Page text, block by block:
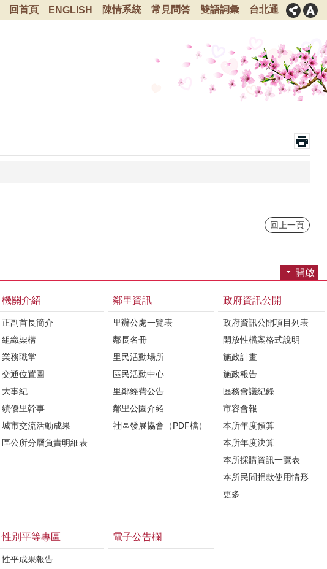
回首頁 ENGLISH 陳情系統 常見問答 雙語詞彙 台北通
回上一頁
開啟
機關介紹
正副首長簡介
組織架構
業務職掌
交通位置圖
大事紀
績優里幹事
城市交流活動成果
區公所分層負責明細表
鄰里資訊
里辦公處一覽表
鄰長名冊
里民活動場所
區民活動中心
里鄰經費公告
鄰里公園介紹
社區發展協會（PDF檔）
政府資訊公開
政府資訊公開項目列表
開放性檔案格式說明
施政計畫
施政報告
區務會議紀錄
市容會報
本所年度預算
本所年度決算
本所採購資訊一覽表
本所民間捐款使用情形
更多...
性別平等專區
性平成果報告
電子公告欄